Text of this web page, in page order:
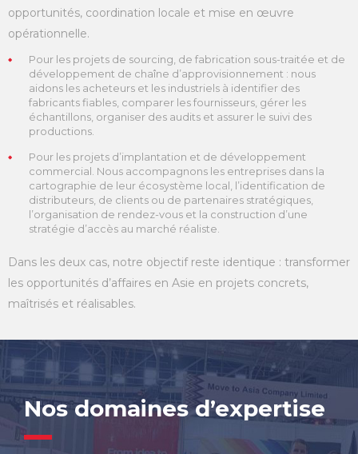
opportunités, coordination locale et mise en œuvre
opérationnelle.
Pour les projets de sourcing, de fabrication sous-traitée et de
développement de chaîne d’approvisionnement : nous
aidons les acheteurs et les industriels à identifier des
fabricants fiables, comparer les fournisseurs, gérer les
échantillons, organiser des audits et assurer le suivi des
productions.
Pour les projets d’implantation et de développement
commercial. Nous accompagnons les entreprises dans la
cartographie de leur écosystème local, l’identification de
distributeurs, de clients ou de partenaires stratégiques,
l’organisation de rendez-vous et la construction d’une
stratégie d’accès au marché réaliste.
Dans les deux cas, notre objectif reste identique : transformer
les opportunités d’affaires en Asie en projets concrets,
maîtrisés et réalisables.
Nos domaines d’expertise